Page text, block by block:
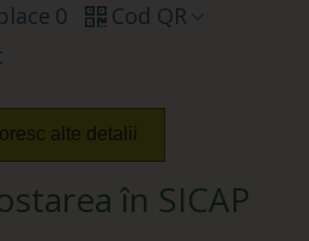
0
Cod QR
alte detalii
în SICAP